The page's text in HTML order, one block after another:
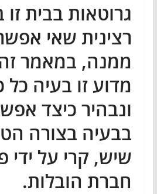
גרוטאות בבית זו
רצינית שאי
ממנה, במאמר
מדוע זו בעיה כל
ונבהיר כיצד
בבעיה בצורה
שיש, קרי על ידי
חברת הובלות.